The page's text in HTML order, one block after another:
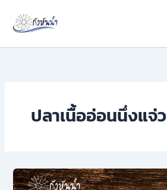
content
ปลาเนื้ออ่อนนึ่งแจ่ว